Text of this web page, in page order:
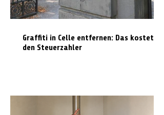
Graffiti in Celle entfernen: Das kostet es
den Steuerzahler